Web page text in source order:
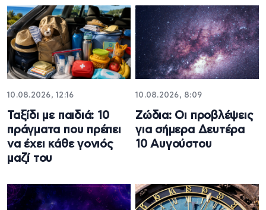
10.08.2026, 12:16
Ταξίδι με παιδιά: 10
πράγματα που πρέπει
να έχει κάθε γονιός
μαζί του
10.08.2026, 8:09
Ζώδια: Οι προβλέψεις
για σήμερα Δευτέρα
10 Αυγούστου